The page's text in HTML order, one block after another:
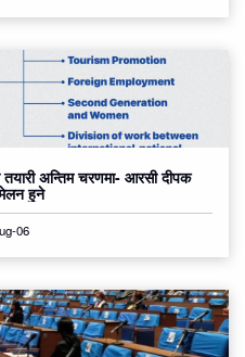
अन्तिम चरणमा- आरसी दीपक
हुने
06